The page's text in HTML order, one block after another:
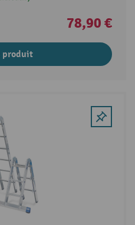
78,90 €
produit